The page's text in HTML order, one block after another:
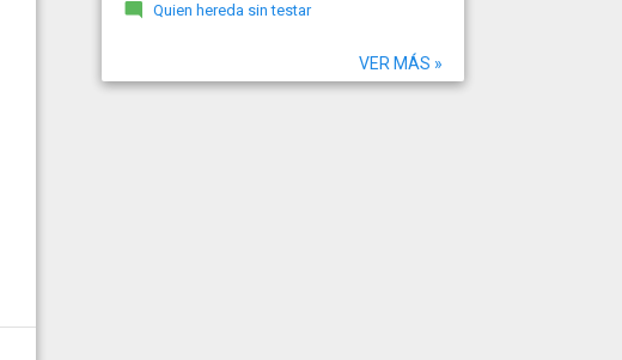
Quien hereda sin testar
VER MÁS »